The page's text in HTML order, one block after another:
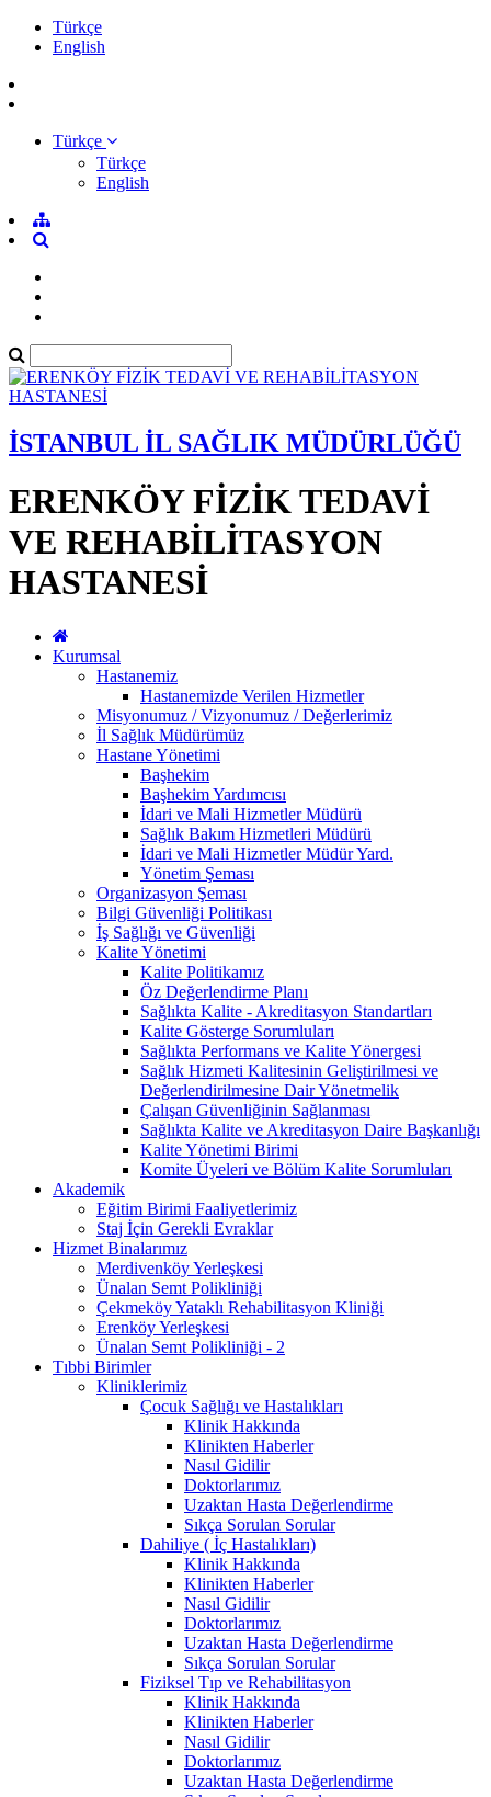
Türkçe
English
Türkçe
Türkçe
English
İSTANBUL İL SAĞLIK MÜDÜRLÜĞÜ
ERENKÖY FİZİK TEDAVİ
VE REHABİLİTASYON
HASTANESİ
Kurumsal
Hastanemiz
Hastanemizde Verilen Hizmetler
Misyonumuz / Vizyonumuz / Değerlerimiz
İl Sağlık Müdürümüz
Hastane Yönetimi
Başhekim
Başhekim Yardımcısı
İdari ve Mali Hizmetler Müdürü
Sağlık Bakım Hizmetleri Müdürü
İdari ve Mali Hizmetler Müdür Yard.
Yönetim Şeması
Organizasyon Şeması
Bilgi Güvenliği Politikası
İş Sağlığı ve Güvenliği
Kalite Yönetimi
Kalite Politikamız
Öz Değerlendirme Planı
Sağlıkta Kalite - Akreditasyon Standartları
Kalite Gösterge Sorumluları
Sağlıkta Performans ve Kalite Yönergesi
Sağlık Hizmeti Kalitesinin Geliştirilmesi ve
Değerlendirilmesine Dair Yönetmelik
Çalışan Güvenliğinin Sağlanması
Sağlıkta Kalite ve Akreditasyon Daire Başkanlığı
Kalite Yönetimi Birimi
Komite Üyeleri ve Bölüm Kalite Sorumluları
Akademik
Eğitim Birimi Faaliyetlerimiz
Staj İçin Gerekli Evraklar
Hizmet Binalarımız
Merdivenköy Yerleşkesi
Ünalan Semt Polikliniği
Çekmeköy Yataklı Rehabilitasyon Kliniği
Erenköy Yerleşkesi
Ünalan Semt Polikliniği - 2
Tıbbi Birimler
Kliniklerimiz
Çocuk Sağlığı ve Hastalıkları
Klinik Hakkında
Klinikten Haberler
Nasıl Gidilir
Doktorlarımız
Uzaktan Hasta Değerlendirme
Sıkça Sorulan Sorular
Dahiliye ( İç Hastalıkları)
Klinik Hakkında
Klinikten Haberler
Nasıl Gidilir
Doktorlarımız
Uzaktan Hasta Değerlendirme
Sıkça Sorulan Sorular
Fiziksel Tıp ve Rehabilitasyon
Klinik Hakkında
Klinikten Haberler
Nasıl Gidilir
Doktorlarımız
Uzaktan Hasta Değerlendirme